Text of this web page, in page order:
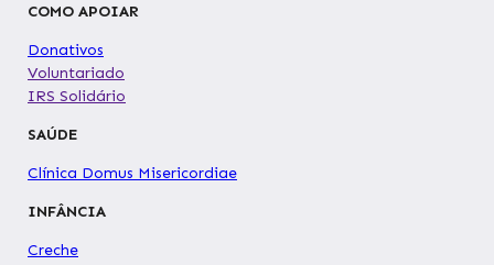
COMO APOIAR
Donativos
Voluntariado
IRS Solidário
SAÚDE
Clínica Domus Misericordiae
INFÂNCIA
Creche